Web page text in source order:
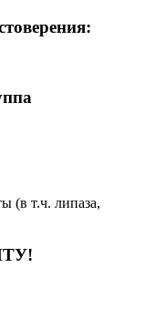
(в т.ч. липаза,